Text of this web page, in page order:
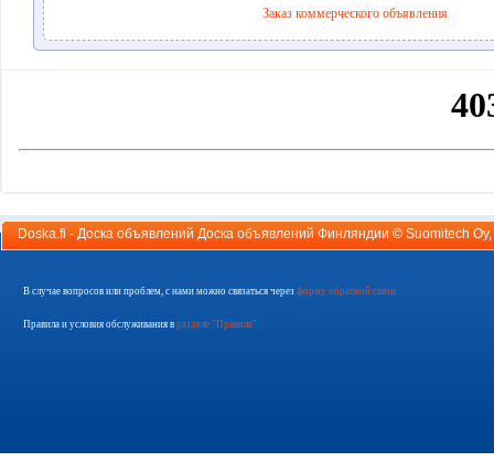
Заказ коммерческого объявления
Doska.fi - Доска объявлений Доска объявлений Финляндии © Suomitech Oy
В случае вопросов или проблем, с нами можно связаться через форму обратной связи
Правила и условия обслуживания в разделе "Правила"